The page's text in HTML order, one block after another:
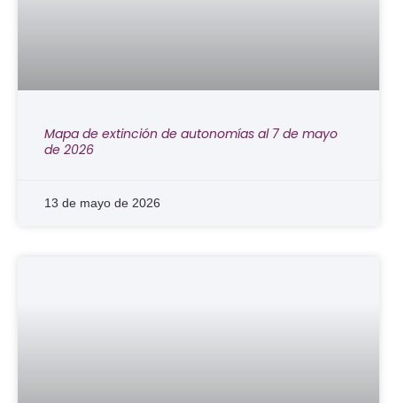
Mapa de extinción de autonomías al 7 de mayo
de 2026
13 de mayo de 2026